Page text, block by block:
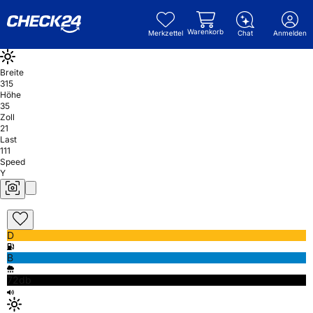
Merkzettel Warenkorb Chat Anmelden
Breite
315
Höhe
35
Zoll
21
Last
111
Speed
Y
D
B
72db